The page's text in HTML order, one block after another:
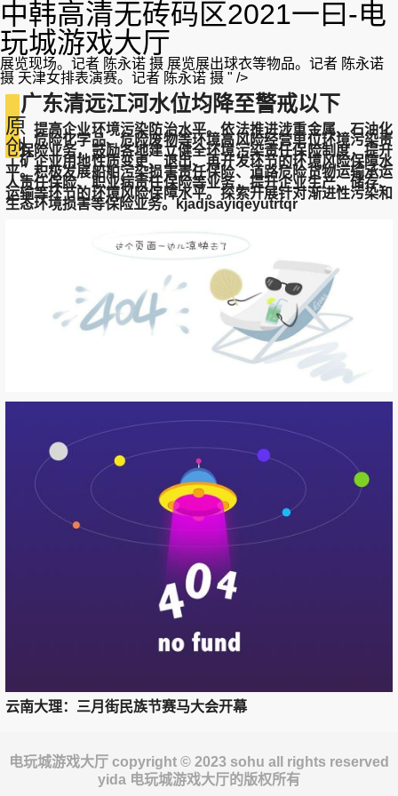
中韩高清无砖码区2021一曰-电
玩城游戏大厅
展览现场。记者 陈永诺 摄 展览展出球衣等物品。记者 陈永诺
摄 天津女排表演赛。记者 陈永诺 摄 " />
原
创
广东清远江河水位均降至警戒以下
提高企业环境污染防治水平。依法推进涉重金属、石油化
工、危险化学品、危险废物等环境高风险经营单位环境污染责
任保险业务，鼓励各地建立健全环境污染责任保险制度，提升
工矿企业用地性质变更、退出、再开发环节的环境风险保障水
平。积极发展船舶污染损害责任保险、道路危险货物运输承运
人责任保险、职业病责任保险等业务，提升企业生产、储存、
运输等环节的环境风险保障水平。探索开展针对渐进性污染和
生态环境损害等保险业务。kjadjsayiqeyutrtqr
云南大理：三月街民族节赛马大会开幕
电玩城游戏大厅 copyright © 2023 sohu all rights reserved
yida 电玩城游戏大厅的版权所有